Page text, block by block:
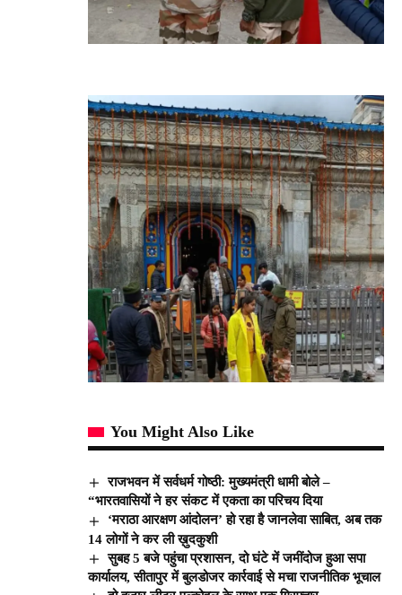
You Might Also Like
राजभवन में सर्वधर्म गोष्ठी: मुख्यमंत्री धामी बोले –
“भारतवासियों ने हर संकट में एकता का परिचय दिया
‘मराठा आरक्षण आंदोलन’ हो रहा है जानलेवा साबित, अब तक
14 लोगों ने कर ली ख़ुदकुशी
सुबह 5 बजे पहुंचा प्रशासन, दो घंटे में जमींदोज हुआ सपा
कार्यालय, सीतापुर में बुलडोजर कार्रवाई से मचा राजनीतिक भूचाल